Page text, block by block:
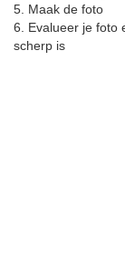
5. Maak de foto
6. Evalueer je foto
scherp is